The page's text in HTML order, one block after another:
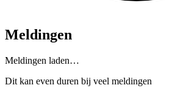
Meldingen
Meldingen laden…
Dit kan even duren bij veel meldingen